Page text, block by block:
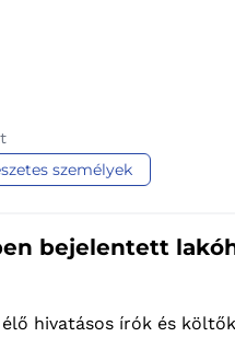
személyek
bejelentett
hivatásos írók és